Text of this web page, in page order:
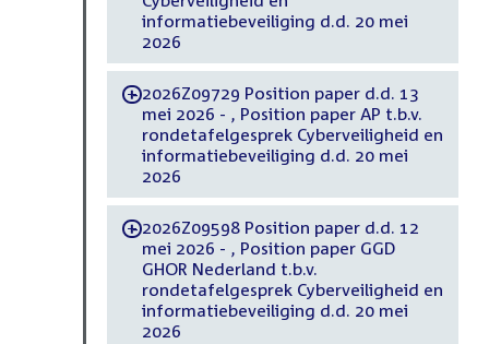
informatiebeveiliging d.d. 20 mei
2026
-2026Z09729 Position paper d.d. 13
mei 2026 - , Position paper AP t.b.v.
rondetafelgesprek Cyberveiligheid en
informatiebeveiliging d.d. 20 mei
2026
-2026Z09598 Position paper d.d. 12
mei 2026 - , Position paper GGD
GHOR Nederland t.b.v.
rondetafelgesprek Cyberveiligheid en
informatiebeveiliging d.d. 20 mei
2026